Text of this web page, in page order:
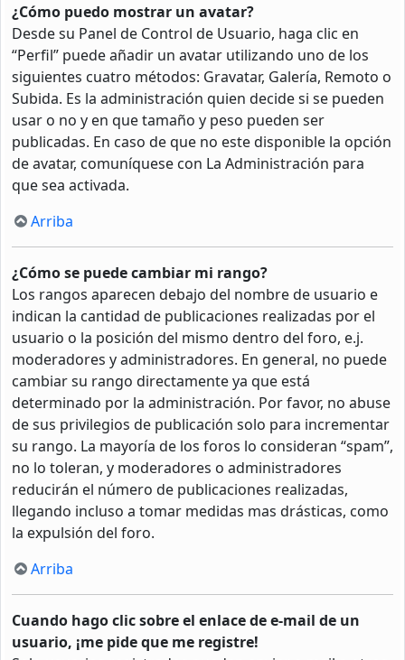
¿Cómo puedo mostrar un avatar?
Desde su Panel de Control de Usuario, haga clic en
“Perfil” puede añadir un avatar utilizando uno de los
siguientes cuatro métodos: Gravatar, Galería, Remoto o
Subida. Es la administración quien decide si se pueden
usar o no y en que tamaño y peso pueden ser
publicadas. En caso de que no este disponible la opción
de avatar, comuníquese con La Administración para
que sea activada.
Arriba
¿Cómo se puede cambiar mi rango?
Los rangos aparecen debajo del nombre de usuario e
indican la cantidad de publicaciones realizadas por el
usuario o la posición del mismo dentro del foro, e.j.
moderadores y administradores. En general, no puede
cambiar su rango directamente ya que está
determinado por la administración. Por favor, no abuse
de sus privilegios de publicación solo para incrementar
su rango. La mayoría de los foros lo consideran “spam”,
no lo toleran, y moderadores o administradores
reducirán el número de publicaciones realizadas,
llegando incluso a tomar medidas mas drásticas, como
la expulsión del foro.
Arriba
Cuando hago clic sobre el enlace de e-mail de un
usuario, ¡me pide que me registre!